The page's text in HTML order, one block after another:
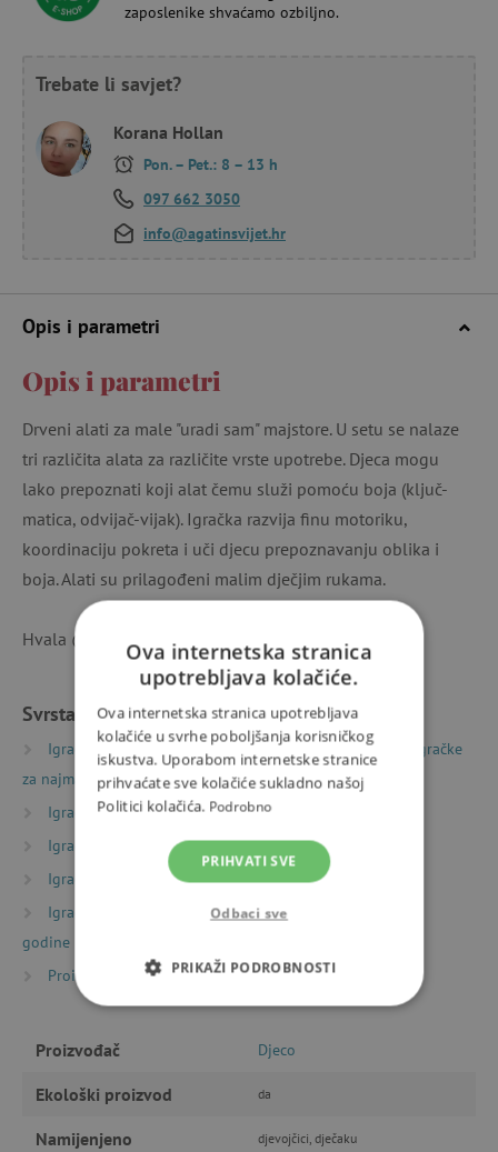
zaposlenike shvaćamo ozbiljno.
Trebate li savjet?
Korana Hollan
Pon. – Pet.: 8 – 13 h
097 662 3050
info@agatinsvijet.hr
Opis i parametri
Opis i parametri
Drveni alati za male "uradi sam" majstore. U setu se nalaze
tri različita alata za različite vrste upotrebe. Djeca mogu
lako prepoznati koji alat čemu služi pomoću boja (ključ-
matica, odvijač-vijak). Igračka razvija finu motoriku,
koordinaciju pokreta i uči djecu prepoznavanju oblika i
boja. Alati su prilagođeni malim dječjim rukama.
Hvala @seebytereza na fotografijama.
Svrstano u kategorije
Igračke prema vrsti Drvene igračke
Drvene igračke
za najmanju djecu
Igračke prema vrsti
Montessori igračke
Igračke prema vrsti
Motoričke igračke
Igračke prema starosti
Igre i igračke za mališane
Igračke prema starosti
Igre i igračke za djecu od 2
godine
Proizvođači
Djeco
Proizvođač Djeco
Ekološki proizvod da
Namijenjeno djevojčici, dječaku
Ova internetska stranica
upotrebljava kolačiće.
Ova internetska stranica upotrebljava
kolačiće u svrhe poboljšanja korisničkog
iskustva. Uporabom internetske stranice
prihvaćate sve kolačiće sukladno našoj
Politici kolačića. Podrobno
PRIHVATI SVE
Odbaci sve
PRIKAŽI PODROBNOSTI
NUŽNO POTREBNI KOLAČIĆI